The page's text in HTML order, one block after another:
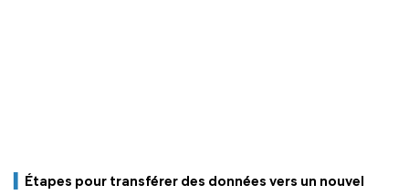
Étapes pour transférer des données vers un nouvel